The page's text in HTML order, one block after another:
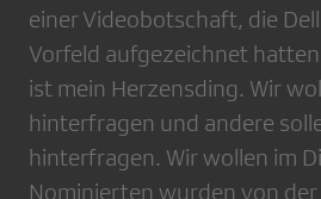
einer Videobotschaft, die
Vorfeld aufgezeichnet
ist mein Herzensding. Wir
hinterfragen und andere
hinterfragen. Wir wollen im
Nominierten wurden von der